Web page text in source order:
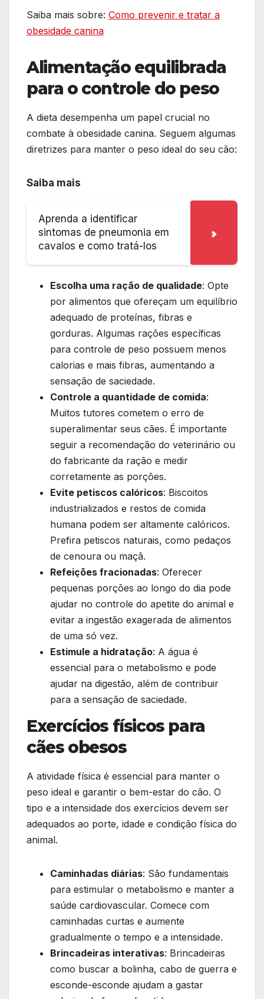
Saiba mais sobre: Como prevenir e tratar a
obesidade canina
Alimentação equilibrada
para o controle do peso
A dieta desempenha um papel crucial no
combate à obesidade canina. Seguem algumas
diretrizes para manter o peso ideal do seu cão:
Saiba mais
Aprenda a identificar
sintomas de pneumonia em
cavalos e como tratá-los
Escolha uma ração de qualidade: Opte
por alimentos que ofereçam um equilíbrio
adequado de proteínas, fibras e
gorduras. Algumas rações específicas
para controle de peso possuem menos
calorias e mais fibras, aumentando a
sensação de saciedade.
Controle a quantidade de comida:
Muitos tutores cometem o erro de
superalimentar seus cães. É importante
seguir a recomendação do veterinário ou
do fabricante da ração e medir
corretamente as porções.
Evite petiscos calóricos: Biscoitos
industrializados e restos de comida
humana podem ser altamente calóricos.
Prefira petiscos naturais, como pedaços
de cenoura ou maçã.
Refeições fracionadas: Oferecer
pequenas porções ao longo do dia pode
ajudar no controle do apetite do animal e
evitar a ingestão exagerada de alimentos
de uma só vez.
Estimule a hidratação: A água é
essencial para o metabolismo e pode
ajudar na digestão, além de contribuir
para a sensação de saciedade.
Exercícios físicos para
cães obesos
A atividade física é essencial para manter o
peso ideal e garantir o bem-estar do cão. O
tipo e a intensidade dos exercícios devem ser
adequados ao porte, idade e condição física do
animal.
Caminhadas diárias: São fundamentais
para estimular o metabolismo e manter a
saúde cardiovascular. Comece com
caminhadas curtas e aumente
gradualmente o tempo e a intensidade.
Brincadeiras interativas: Brincadeiras
como buscar a bolinha, cabo de guerra e
esconde-esconde ajudam a gastar